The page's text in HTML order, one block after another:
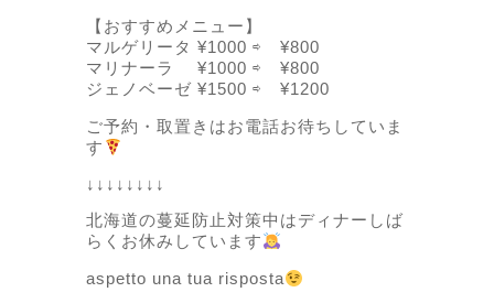
【おすすめメニュー】
マルゲリータ ¥1000 ⇨ ¥800
マリナーラ ¥1000 ⇨ ¥800
ジェノベーゼ ¥1500 ⇨ ¥1200
ご予約・取置きはお電話お待ちしていま
す
↓↓↓↓↓↓↓↓
北海道の蔓延防止対策中はディナーしば
らくお休みしています
aspetto una tua risposta